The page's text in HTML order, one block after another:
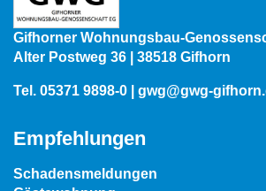
Gifhorner Wohnungsbau-
Alter Postweg 36 | 38518 Gifhorn
Tel. 05371 9898-0 gwg@gwg-
Empfehlungen
Schadensmeldungen